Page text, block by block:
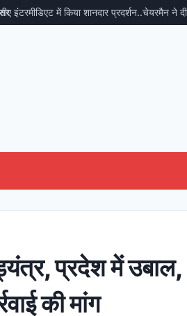
में किया शानदार प्रदर्शन..चेयरमैन ने दी बधाई
प्रदेश में उबाल,
की मांग